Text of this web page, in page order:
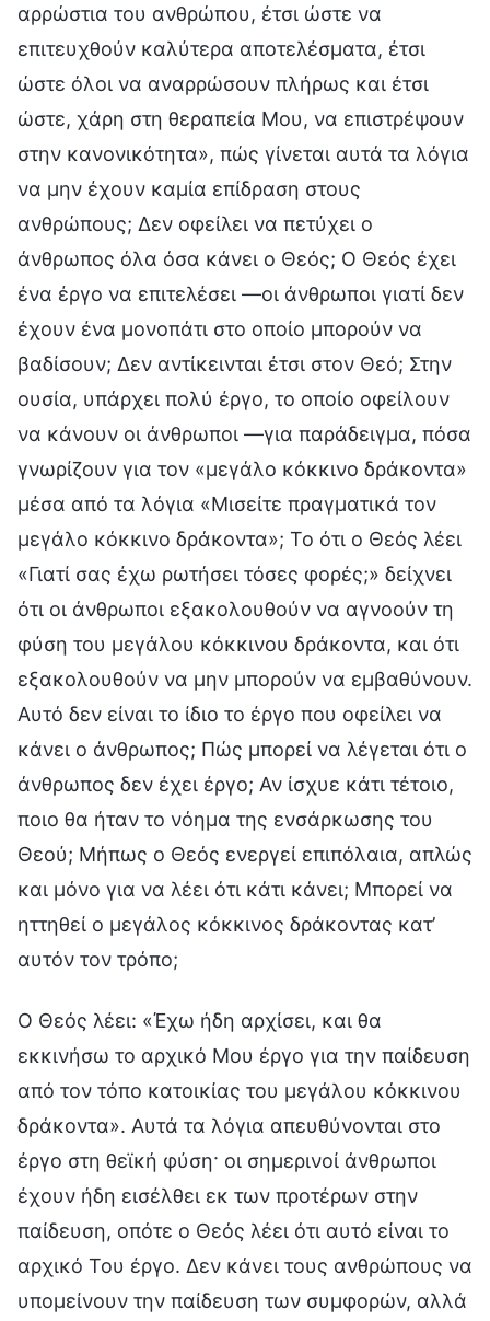
αρρώστια του ανθρώπου, έτσι ώστε να
επιτευχθούν καλύτερα αποτελέσματα, έτσι
ώστε όλοι να αναρρώσουν πλήρως και έτσι
ώστε, χάρη στη θεραπεία Μου, να επιστρέψουν
στην κανονικότητα», πώς γίνεται αυτά τα λόγια
να μην έχουν καμία επίδραση στους
ανθρώπους; Δεν οφείλει να πετύχει ο
άνθρωπος όλα όσα κάνει ο Θεός; Ο Θεός έχει
ένα έργο να επιτελέσει —οι άνθρωποι γιατί δεν
έχουν ένα μονοπάτι στο οποίο μπορούν να
βαδίσουν; Δεν αντίκεινται έτσι στον Θεό; Στην
ουσία, υπάρχει πολύ έργο, το οποίο οφείλουν
να κάνουν οι άνθρωποι —για παράδειγμα, πόσα
γνωρίζουν για τον «μεγάλο κόκκινο δράκοντα»
μέσα από τα λόγια «Μισείτε πραγματικά τον
μεγάλο κόκκινο δράκοντα»; Το ότι ο Θεός λέει
«Γιατί σας έχω ρωτήσει τόσες φορές;» δείχνει
ότι οι άνθρωποι εξακολουθούν να αγνοούν τη
φύση του μεγάλου κόκκινου δράκοντα, και ότι
εξακολουθούν να μην μπορούν να εμβαθύνουν.
Αυτό δεν είναι το ίδιο το έργο που οφείλει να
κάνει ο άνθρωπος; Πώς μπορεί να λέγεται ότι ο
άνθρωπος δεν έχει έργο; Αν ίσχυε κάτι τέτοιο,
ποιο θα ήταν το νόημα της ενσάρκωσης του
Θεού; Μήπως ο Θεός ενεργεί επιπόλαια, απλώς
και μόνο για να λέει ότι κάτι κάνει; Μπορεί να
ηττηθεί ο μεγάλος κόκκινος δράκοντας κατ’
αυτόν τον τρόπο;
Ο Θεός λέει: «Έχω ήδη αρχίσει, και θα
εκκινήσω το αρχικό Μου έργο για την παίδευση
από τον τόπο κατοικίας του μεγάλου κόκκινου
δράκοντα». Αυτά τα λόγια απευθύνονται στο
έργο στη θεϊκή φύση· οι σημερινοί άνθρωποι
έχουν ήδη εισέλθει εκ των προτέρων στην
παίδευση, οπότε ο Θεός λέει ότι αυτό είναι το
αρχικό Του έργο. Δεν κάνει τους ανθρώπους να
υπομείνουν την παίδευση των συμφορών, αλλά